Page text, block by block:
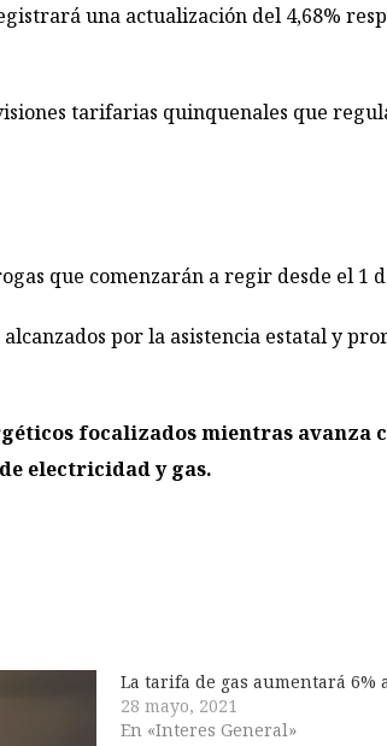
una actualización del 4,68%
tarifarias quinquenales que
que comenzarán a regir desde el 1
por la asistencia estatal y
focalizados mientras avanza
electricidad y gas.
La tarifa de gas aumentará
28 mayo, 2021
En «Interes General»